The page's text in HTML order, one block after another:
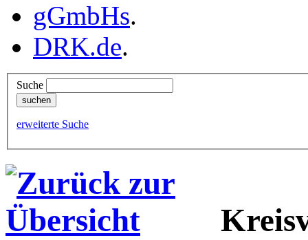
gGmbHs.
DRK.de.
Suche
erweiterte Suche